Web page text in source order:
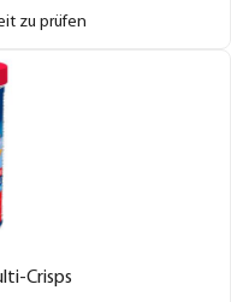
zu prüfen
Crisps